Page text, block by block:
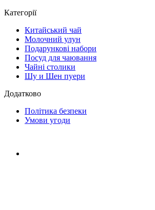
Категорії
Китайський чай
Молочний улун
Подарункові набори
Посуд для чаювання
Чайні столики
Шу и Шен пуери
Додатково
Політика безпеки
Умови угоди